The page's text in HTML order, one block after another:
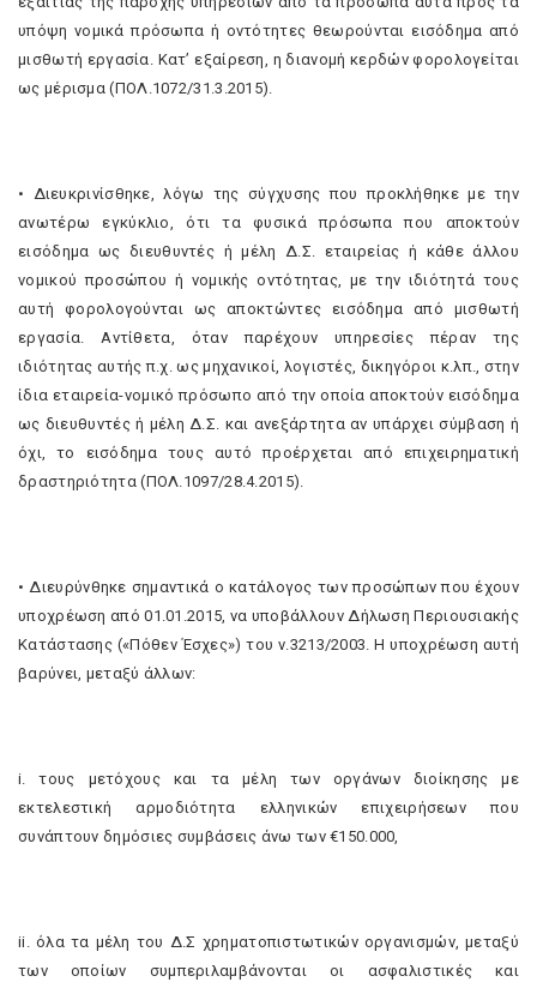
υπόψη νομικά πρόσωπα ή οντότητες θεωρούνται εισόδημα από
μισθωτή εργασία. Κατ’ εξαίρεση, η διανομή κερδών φορολογείται
ως μέρισμα (ΠΟΛ.1072/31.3.2015).
• Διευκρινίσθηκε, λόγω της σύγχυσης που προκλήθηκε με την
ανωτέρω εγκύκλιο, ότι τα φυσικά πρόσωπα που αποκτούν
εισόδημα ως διευθυντές ή μέλη Δ.Σ. εταιρείας ή κάθε άλλου
νομικού προσώπου ή νομικής οντότητας, με την ιδιότητά τους
αυτή φορολογούνται ως αποκτώντες εισόδημα από μισθωτή
εργασία. Αντίθετα, όταν παρέχουν υπηρεσίες πέραν της
ιδιότητας αυτής π.χ. ως μηχανικοί, λογιστές, δικηγόροι κ.λπ., στην
ίδια εταιρεία-νομικό πρόσωπο από την οποία αποκτούν εισόδημα
ως διευθυντές ή μέλη Δ.Σ. και ανεξάρτητα αν υπάρχει σύμβαση ή
όχι, το εισόδημα τους αυτό προέρχεται από επιχειρηματική
δραστηριότητα (ΠΟΛ.1097/28.4.2015).
• Διευρύνθηκε σημαντικά ο κατάλογος των προσώπων που έχουν
υποχρέωση από 01.01.2015, να υποβάλλουν Δήλωση Περιουσιακής
Κατάστασης («Πόθεν Έσχες») του ν.3213/2003. Η υποχρέωση αυτή
βαρύνει, μεταξύ άλλων:
i. τους μετόχους και τα μέλη των οργάνων διοίκησης με
εκτελεστική αρμοδιότητα ελληνικών επιχειρήσεων που
συνάπτουν δημόσιες συμβάσεις άνω των €150.000,
ii. όλα τα μέλη του Δ.Σ χρηματοπιστωτικών οργανισμών, μεταξύ
των οποίων συμπεριλαμβάνονται οι ασφαλιστικές και